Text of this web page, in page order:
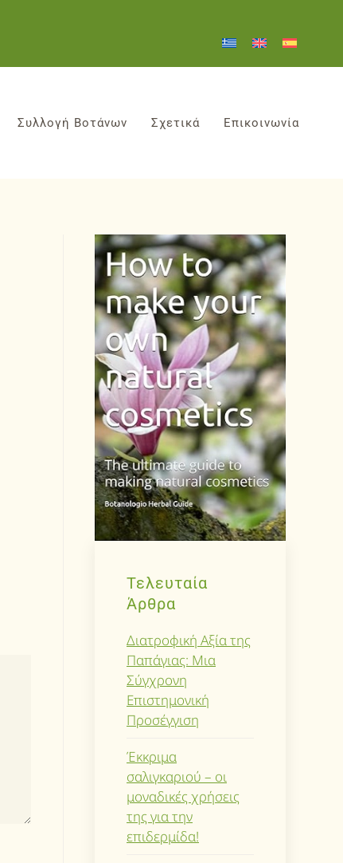
Συλλογή Βοτάνων Σχετικά Επικοινωνία
Τελευταία
Άρθρα
Διατροφική Αξία της
Παπάγιας: Μια
Σύγχρονη
Επιστημονική
Προσέγγιση
Έκκριμα
σαλιγκαριού – οι
μοναδικές χρήσεις
της για την
επιδερμίδα!